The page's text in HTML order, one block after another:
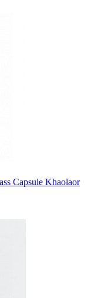
Capsule Khaolaor